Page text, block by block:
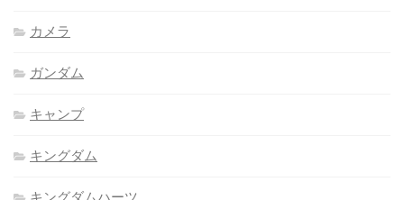
カメラ
ガンダム
キャンプ
キングダム